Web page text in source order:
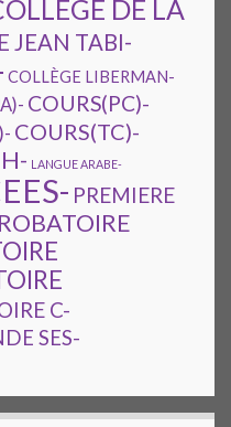
DE LA
JEAN TABI-
COLLÈGE LIBERMAN-
COURS(PC)-
COURS(TC)-
LANGUE ARABE-
PREMIERE
C-
SES-